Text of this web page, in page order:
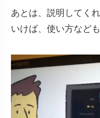
あとは、説明してく
いけば、使い方など